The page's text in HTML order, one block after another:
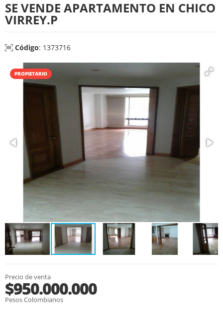
SE VENDE APARTAMENTO EN CHICO
VIRREY.P
Código: 1373716
PROPIETARIO
Precio de venta
$950.000.000
Pesos Colombianos